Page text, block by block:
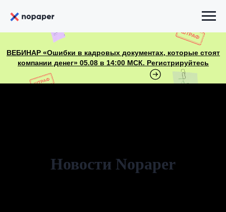
ВЕБИНАР «Ошибки в кадровых документах, которые стоят
Новости Nopaper